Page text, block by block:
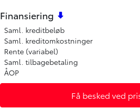
Finansiering
Saml. kreditbeløb
Saml. kreditomkostninger
Rente (variabel)
Saml. tilbagebetaling
ÅOP
Få besked ved